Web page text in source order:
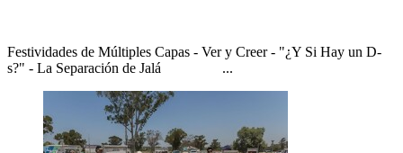
Festividades de Múltiples Capas - Ver y Creer - "¿Y Si Hay un D-
s?" - La Separación de Jalá ...